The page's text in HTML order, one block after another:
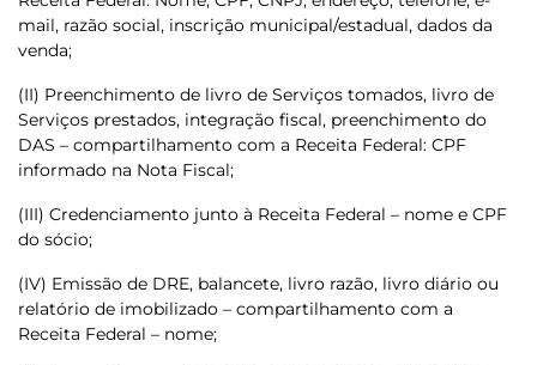
mail, razão social, inscrição municipal/estadual, dados da
venda;
(II) Preenchimento de livro de Serviços tomados, livro de
Serviços prestados, integração fiscal, preenchimento do
DAS – compartilhamento com a Receita Federal: CPF
informado na Nota Fiscal;
(III) Credenciamento junto à Receita Federal – nome e CPF
do sócio;
(IV) Emissão de DRE, balancete, livro razão, livro diário ou
relatório de imobilizado – compartilhamento com a
Receita Federal – nome;